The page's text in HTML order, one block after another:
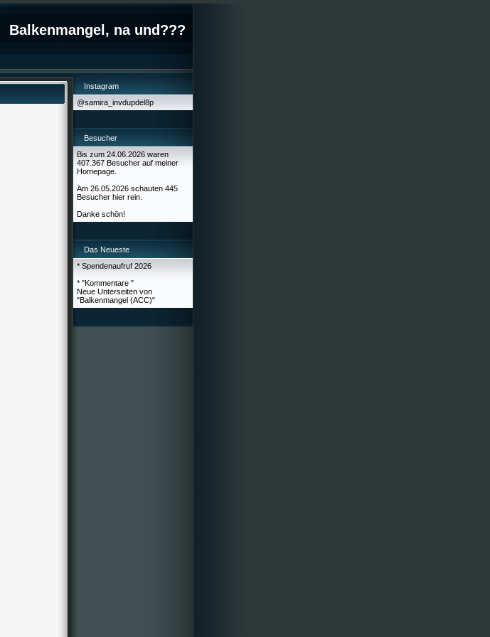
Balkenmangel, na und???
Instagram
@samira_invdupdel8p
Besucher
Bis zum 24.06.2026 waren
407.367 Besucher auf meiner
Homepage.
Am 26.05.2026 schauten 445
Besucher hier rein.
Danke schön!
Das Neueste
* Spendenaufruf 2026
* "Kommentare "
Neue Unterseiten von
"Balkenmangel (ACC)"